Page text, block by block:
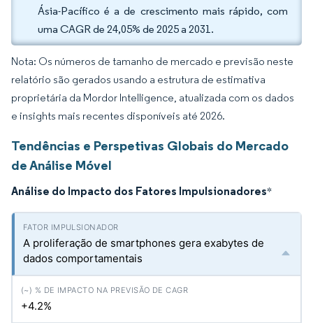
Ásia-Pacífico é a de crescimento mais rápido, com
uma CAGR de 24,05% de 2025 a 2031.
Nota: Os números de tamanho de mercado e previsão neste
relatório são gerados usando a estrutura de estimativa
proprietária da Mordor Intelligence, atualizada com os dados
e insights mais recentes disponíveis até 2026.
Tendências e Perspetivas Globais do Mercado
de Análise Móvel
Análise do Impacto dos Fatores Impulsionadores*
A proliferação de smartphones gera exabytes de
dados comportamentais
+4.2%